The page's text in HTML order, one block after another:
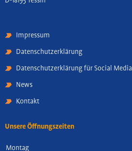
Impressum
Datenschutzerklärung
Datenschutzerklärung für Social Media
News
Kontakt
Unsere Öffnungszeiten
Montag